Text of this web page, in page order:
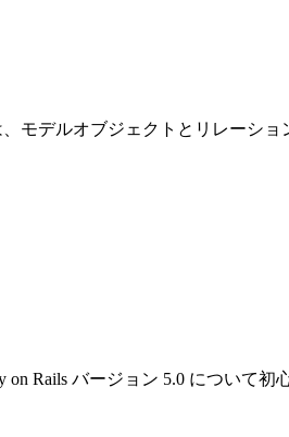
モデルオブジェクトとリレーショ
Rails バージョン 5.0 について